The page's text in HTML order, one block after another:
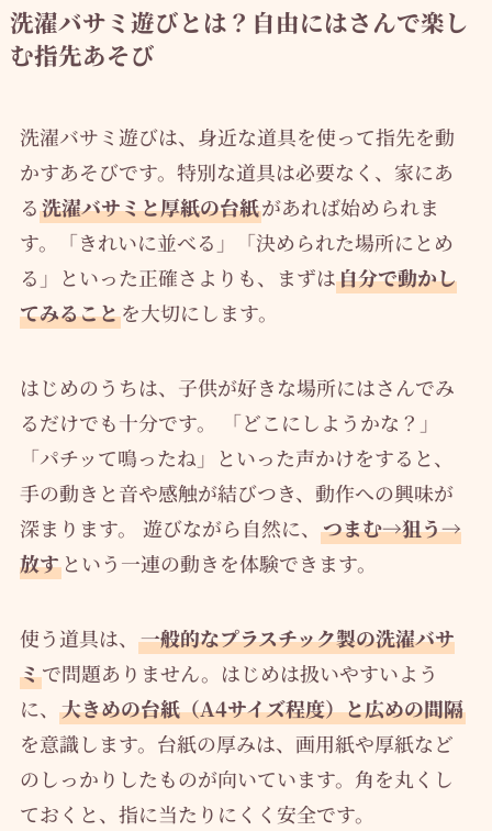
洗濯バサミ遊びとは？自由にはさんで楽し
む指先あそび
洗濯バサミ遊びは、身近な道具を使って指先を動
かすあそびです。特別な道具は必要なく、家にあ
る洗濯バサミと厚紙の台紙があれば始められま
す。「きれいに並べる」「決められた場所にとめ
る」といった正確さよりも、まずは自分で動かし
てみることを大切にします。
はじめのうちは、子供が好きな場所にはさんでみ
るだけでも十分です。 「どこにしようかな？」
「パチッて鳴ったね」といった声かけをすると、
手の動きと音や感触が結びつき、動作への興味が
深まります。 遊びながら自然に、 つまむ→狙う→
放すという一連の動きを体験できます。
使う道具は、 一般的なプラスチック製の洗濯バサ
ミで問題ありません。はじめは扱いやすいよう
に、 大きめの台紙（A4サイズ程度）と広めの間隔
を意識します。台紙の厚みは、画用紙や厚紙など
のしっかりしたものが向いています。角を丸くし
ておくと、指に当たりにくく安全です。